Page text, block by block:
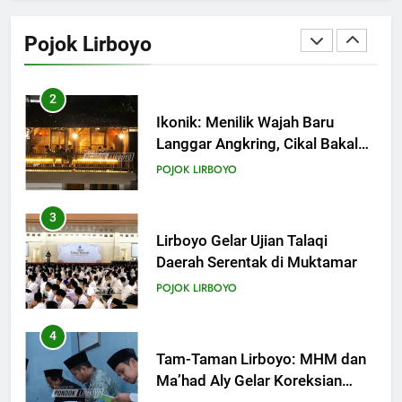
18
KHUTBAH
19
KHUTBAH
20
KHUTBAH
Pojok Lirboyo
Ikonik: Menilik Wajah Baru
Langgar Angkring, Cikal Bakal
Ponpes Lirboyo yang Selesai
3
Lirboyo Gelar Ujian Talaqi
Daerah Serentak di Muktamar
POJOK LIRBOYO
4
Tam-Taman Lirboyo: MHM dan
Ma’had Aly Gelar Koreksian
Kitab Semester Ganjil
POJOK LIRBOYO
5
Mudir Aam Ma’had Aly
Sampaikan Pentingnya